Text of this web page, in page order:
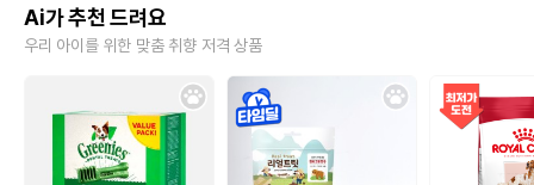
Ai가 추천 드려요
우리 아이를 위한 맞춤 취향 저격 상품